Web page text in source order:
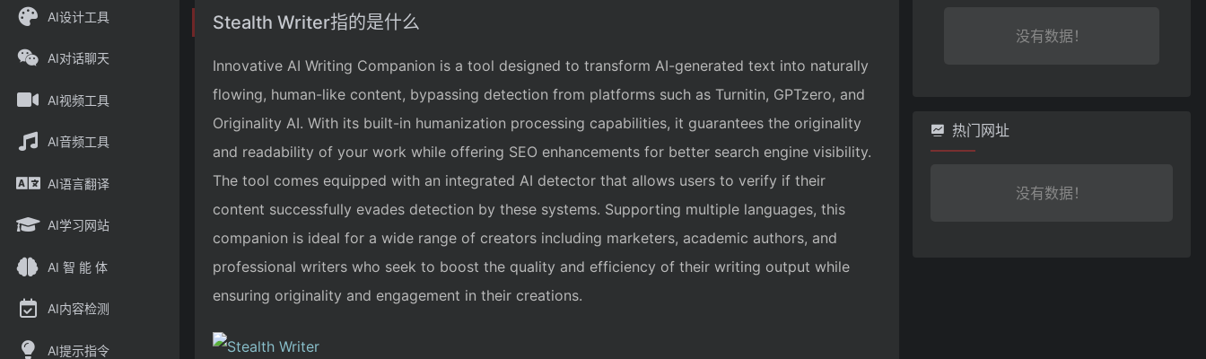
AI设计工具
AI对话聊天
AI视频工具
AI音频工具
AI语言翻译
AI学习网站
AI 智 能 体
AI内容检测
AI提示指令
Stealth Writer指的是什么
Innovative AI Writing Companion is a tool designed to transform AI-generated text into naturally
flowing, human-like content, bypassing detection from platforms such as Turnitin, GPTzero, and
Originality AI. With its built-in humanization processing capabilities, it guarantees the originality
and readability of your work while offering SEO enhancements for better search engine visibility.
The tool comes equipped with an integrated AI detector that allows users to verify if their
content successfully evades detection by these systems. Supporting multiple languages, this
companion is ideal for a wide range of creators including marketers, academic authors, and
professional writers who seek to boost the quality and efficiency of their writing output while
ensuring originality and engagement in their creations.
没有数据！
热门网址
没有数据！